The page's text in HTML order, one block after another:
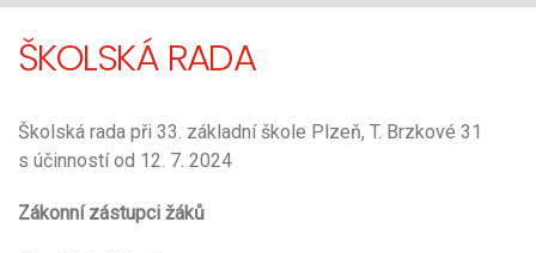
ŠKOLSKÁ RADA
Školská rada při 33. základní škole Plzeň, T. Brzkové 31
s účinností od 12. 7. 2024
Zákonní zástupci žáků